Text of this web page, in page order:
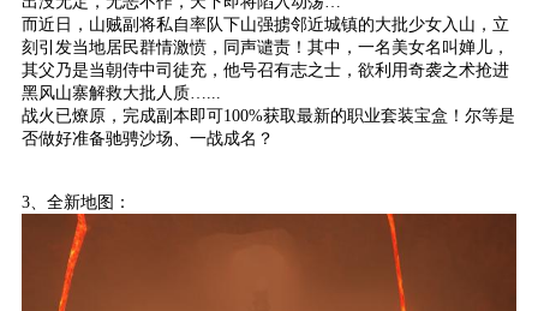
而近日，山贼副将私自率队下山强掳邻近城镇的大批少女入山，立
刻引发当地居民群情激愤，同声谴责！其中，一名美女名叫婵儿，
其父乃是当朝侍中司徒充，他号召有志之士，欲利用奇袭之术抢进
黑风山寨解救大批人质…...
战火已燎原，完成副本即可100%获取最新的职业套装宝盒！尔等是
否做好准备驰骋沙场、一战成名？
3、全新地图：